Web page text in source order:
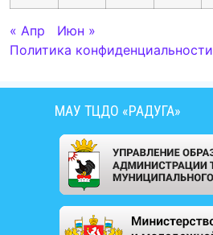
« Апр
Июн »
Политика конфиденциальности
МАУ ТЦДО «РАДУГА»